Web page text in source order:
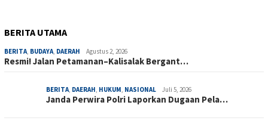
BERITA UTAMA
BERITA, BUDAYA, DAERAH Agustus 2, 2026
Resmi! Jalan Petamanan–Kalisalak Bergant…
BERITA, DAERAH, HUKUM, NASIONAL Juli 5, 2026
Janda Perwira Polri Laporkan Dugaan Pela…